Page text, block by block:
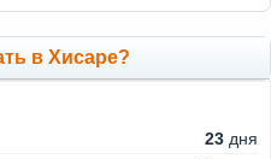
в Хисаре?
23 дня